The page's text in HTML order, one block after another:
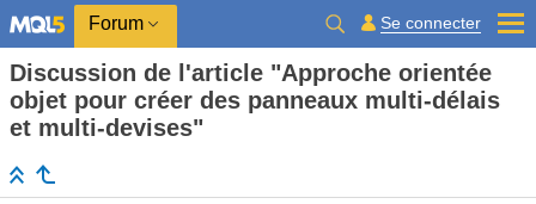
Forum Se connecter
Discussion de l'article "Approche orientée
objet pour créer des panneaux multi-délais
et multi-devises"